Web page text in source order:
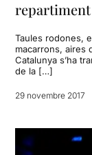
Taules rodones,
macarrons, aires
Catalunya s’ha
de la […]
29 novembre 2017